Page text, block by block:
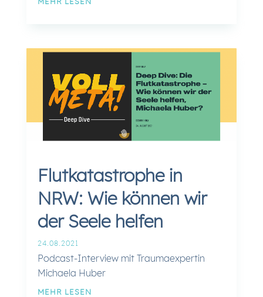
Flutkatastrophe in
NRW: Wie können wir
der Seele helfen
24.08.2021
Podcast-Interview mit Traumaexpertin
Michaela Huber
MEHR LESEN